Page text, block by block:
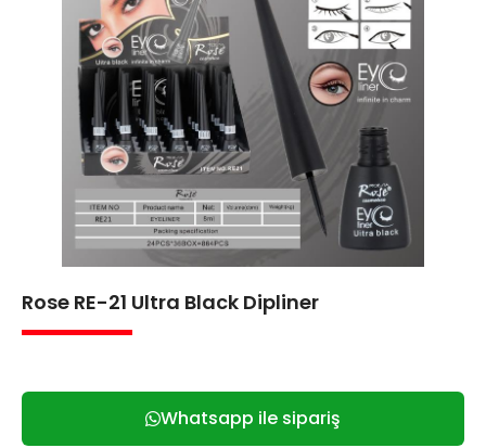
Rose RE-21 Ultra Black Dipliner
Whatsapp ile sipariş